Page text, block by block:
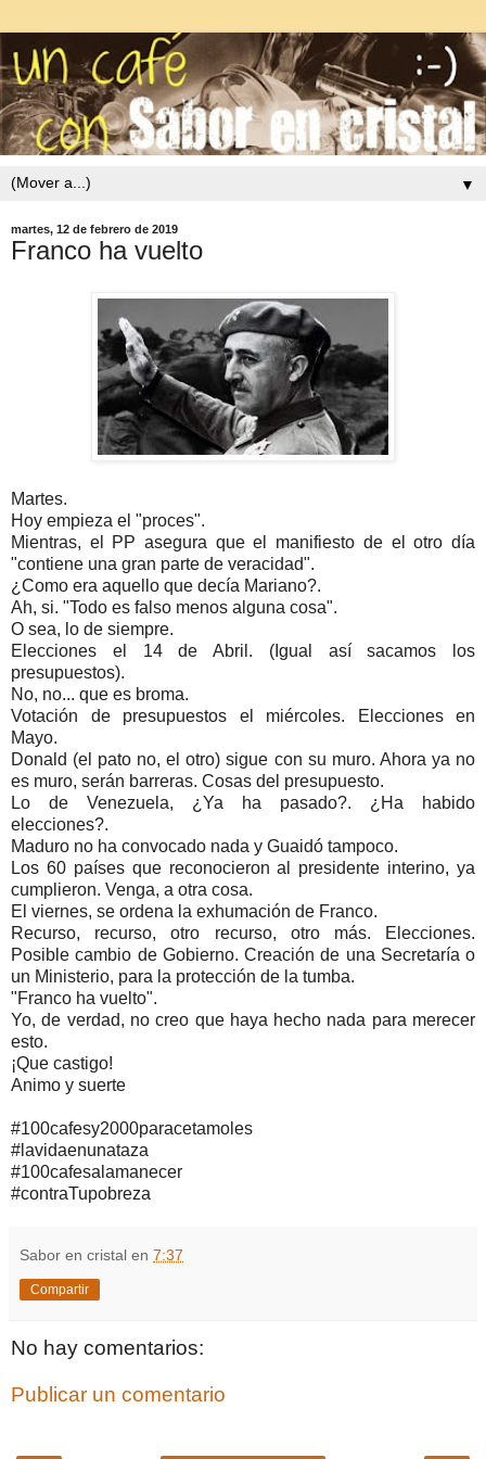
▼
martes, 12 de febrero de 2019
Franco ha vuelto
Martes.
Hoy empieza el "proces".
Mientras, el PP asegura que el manifiesto de el otro día
"contiene una gran parte de veracidad".
¿Como era aquello que decía Mariano?.
Ah, si. "Todo es falso menos alguna cosa".
O sea, lo de siempre.
Elecciones el 14 de Abril. (Igual así sacamos los
presupuestos).
No, no... que es broma.
Votación de presupuestos el miércoles. Elecciones en
Mayo.
Donald (el pato no, el otro) sigue con su muro. Ahora ya no
es muro, serán barreras. Cosas del presupuesto.
Lo de Venezuela, ¿Ya ha pasado?. ¿Ha habido
elecciones?.
Maduro no ha convocado nada y Guaidó tampoco.
Los 60 países que reconocieron al presidente interino, ya
cumplieron. Venga, a otra cosa.
El viernes, se ordena la exhumación de Franco.
Recurso, recurso, otro recurso, otro más. Elecciones.
Posible cambio de Gobierno. Creación de una Secretaría o
un Ministerio, para la protección de la tumba.
"Franco ha vuelto".
Yo, de verdad, no creo que haya hecho nada para merecer
esto.
¡Que castigo!
Animo y suerte
#100cafesy2000paracetamoles
#lavidaenunataza
#100cafesalamanecer
#contraTupobreza
Sabor en cristal en 7:37
Compartir
No hay comentarios:
Publicar un comentario